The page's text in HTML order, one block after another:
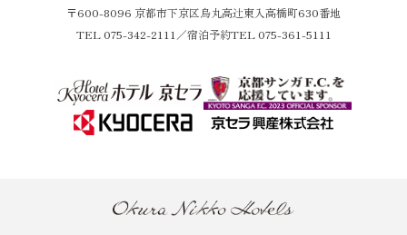
〒600-8096 京都市下京区烏丸高辻東入高橋町630番地
TEL075-342-2111 ／宿泊予約TEL 075-361-5111